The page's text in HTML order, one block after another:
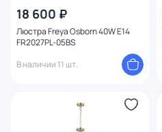
18 600 ₽
Люстра Freya Osborn 40W E14
FR2027PL-05BS
В наличии 11 шт.